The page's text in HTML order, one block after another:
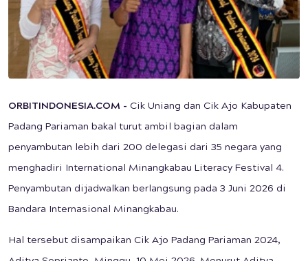
ORBITINDONESIA.COM - Cik Uniang dan Cik Ajo Kabupaten
Padang Pariaman bakal turut ambil bagian dalam
penyambutan lebih dari 200 delegasi dari 35 negara yang
menghadiri International Minangkabau Literacy Festival 4.
Penyambutan dijadwalkan berlangsung pada 3 Juni 2026 di
Bandara Internasional Minangkabau.
Hal tersebut disampaikan Cik Ajo Padang Pariaman 2024,